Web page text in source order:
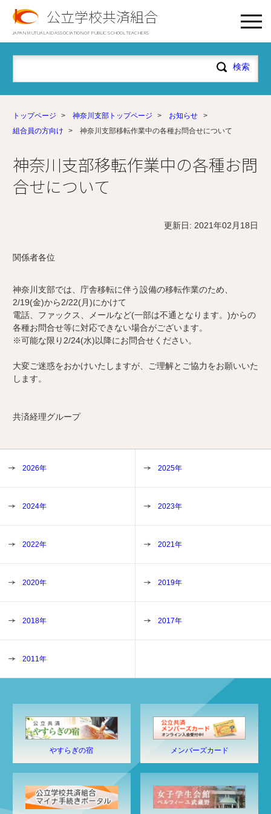
公立学校共済組合
JAPAN MUTUAL AID ASSOCIATION OF PUBLIC SCHOOL TEACHERS
トップページ > 神奈川支部トップページ > お知らせ
>
組合員の方向け
> 神奈川支部移転作業中の各種お問合せについて
神奈川支部移転作業中の各種お問
合せについて
更新日: 2021年02月18日
関係者各位
神奈川支部では、庁舎移転に伴う設備の移転作業のため、
2/19(金)から2/22(月)にかけて
電話、ファックス、メールなど(一部は不通となります。)からの
各種お問合せ等に対応できない場合がございます。
※可能な限り2/24(水)以降にお問合せください。
大変ご迷惑をおかけいたしますが、ご理解とご協力をお願いいた
します。
共済経理グループ
2026年 2025年
2024年 2023年
2022年 2021年
2020年 2019年
2018年 2017年
2011年
やすらぎの宿 メンバーズカード